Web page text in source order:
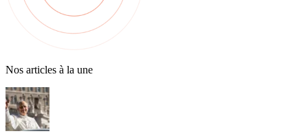
Nos articles à la une